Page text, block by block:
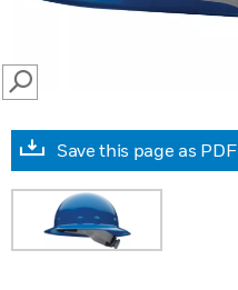
SEARCH
Save this page as PDF